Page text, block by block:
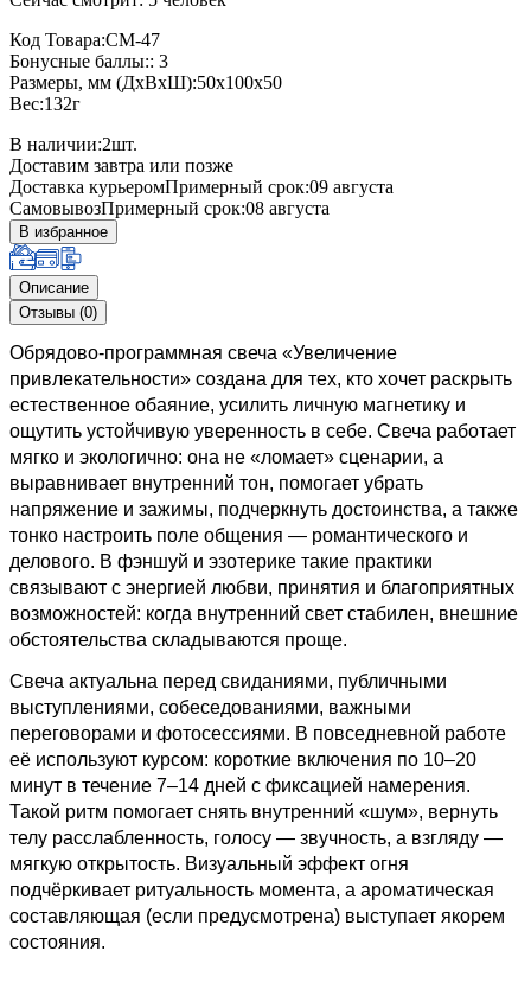
Код Товара:СМ-47
Бонусные баллы:: 3
Размеры, мм (ДхВхШ):50x100x50
Вес:132г
В наличии:2шт.
Доставим завтра или позже
Доставка курьеромПримерный срок:09 августа
СамовывозПримерный срок:08 августа
В избранное
Описание
Отзывы (0)
Обрядово-программная свеча «Увеличение
привлекательности» создана для тех, кто хочет раскрыть
естественное обаяние, усилить личную магнетику и
ощутить устойчивую уверенность в себе. Свеча работает
мягко и экологично: она не «ломает» сценарии, а
выравнивает внутренний тон, помогает убрать
напряжение и зажимы, подчеркнуть достоинства, а также
тонко настроить поле общения — романтического и
делового. В фэншуй и эзотерике такие практики
связывают с энергией любви, принятия и благоприятных
возможностей: когда внутренний свет стабилен, внешние
обстоятельства складываются проще.
Свеча актуальна перед свиданиями, публичными
выступлениями, собеседованиями, важными
переговорами и фотосессиями. В повседневной работе
её используют курсом: короткие включения по 10–20
минут в течение 7–14 дней с фиксацией намерения.
Такой ритм помогает снять внутренний «шум», вернуть
телу расслабленность, голосу — звучность, а взгляду —
мягкую открытость. Визуальный эффект огня
подчёркивает ритуальность момента, а ароматическая
составляющая (если предусмотрена) выступает якорем
состояния.